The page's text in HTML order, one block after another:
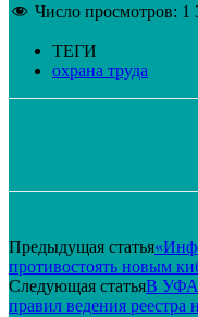
Число просмотров: 1
ТЕГИ
охрана труда
Предыдущая статья
противостоять новым
Следующая статьяВ
правил ведения реестра